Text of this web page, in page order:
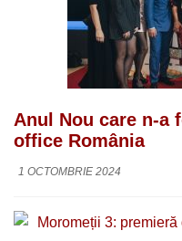
Anul Nou care n-a
office România
1 OCTOMBRIE 2024